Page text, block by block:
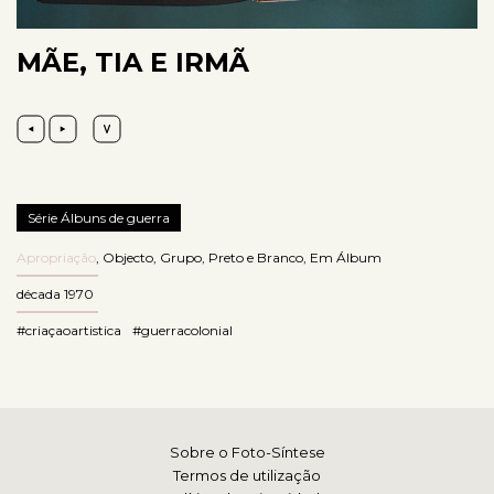
MÃE, TIA E IRMÃ
Série Álbuns de guerra
Apropriação, Objecto, Grupo, Preto e Branco, Em Álbum
década 1970
#criaçaoartistica #guerracolonial
Sobre o Foto-Síntese
Termos de utilização